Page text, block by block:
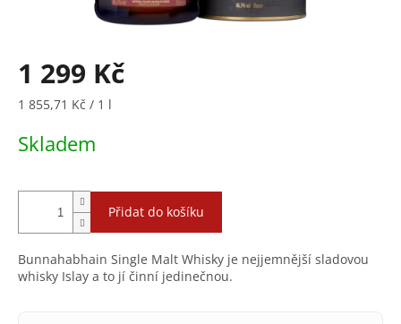
1 299 Kč
Měrná
1 855,71 Kč / 1 l
Skladem
Přidat do košíku
Bunnahabhain Single Malt Whisky je nejjemnější sladovou
whisky Islay a to jí činní jedinečnou.